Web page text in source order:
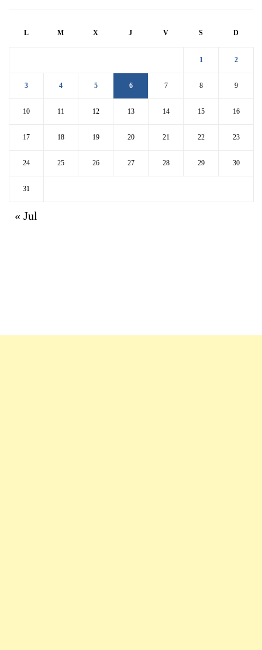
L M X J V S D
1 2
3 4 5 6 7 8 9
10 11 12 13 14 15 16
17 18 19 20 21 22 23
24 25 26 27 28 29 30
31
« Jul